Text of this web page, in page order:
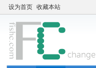
设为首页 收藏本站